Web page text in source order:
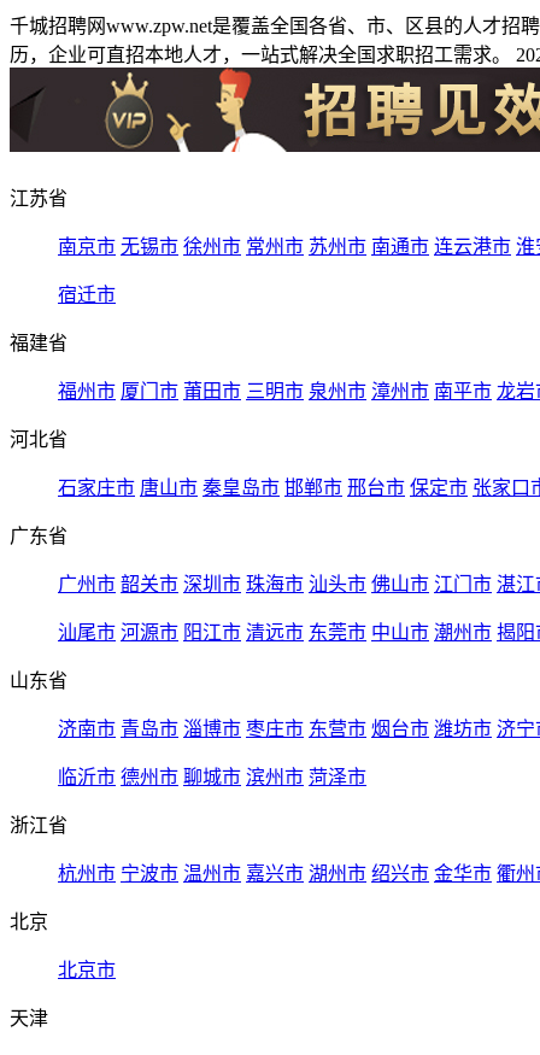
千城招聘网www.zpw.net是覆盖全国各省、市、区县的人才
历，企业可直招本地人才，一站式解决全国求职招工需求。
江苏省
南京市 无锡市 徐州市 常州市 苏州市 南通市 连云港市 淮
宿迁市
福建省
福州市 厦门市 莆田市 三明市 泉州市 漳州市 南平市 龙岩
河北省
石家庄市 唐山市 秦皇岛市 邯郸市 邢台市 保定市 张家口
广东省
广州市 韶关市 深圳市 珠海市 汕头市 佛山市 江门市 湛江
汕尾市 河源市 阳江市 清远市 东莞市 中山市 潮州市 揭阳
山东省
济南市 青岛市 淄博市 枣庄市 东营市 烟台市 潍坊市 济宁
临沂市 德州市 聊城市 滨州市 菏泽市
浙江省
杭州市 宁波市 温州市 嘉兴市 湖州市 绍兴市 金华市 衢州
北京
北京市
天津